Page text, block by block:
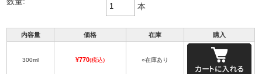
本
内容量 価格 在庫 購入
300ml ¥770(税込) ○在庫あり